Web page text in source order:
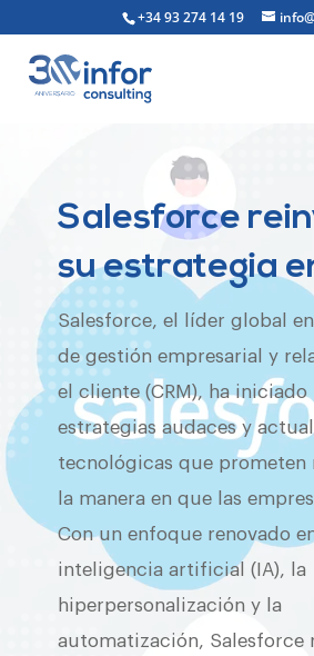
+34 93 274 14 19
Salesforce
su estrategia
Salesforce, el líder global
de gestión empresarial y
el cliente (CRM), ha iniciado
estrategias audaces y
tecnológicas que prometen
la manera en que las
Con un enfoque renovado
inteligencia artificial (IA), la
hiperpersonalización y la
automatización, Salesforce